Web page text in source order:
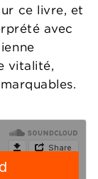
ce livre, et
avec
vitalité,